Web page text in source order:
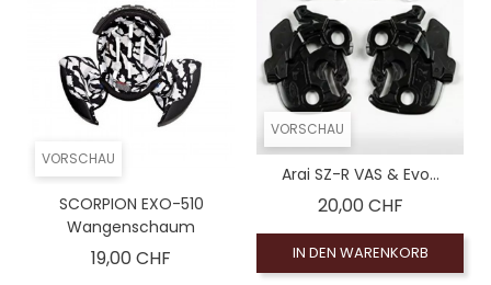
VORSCHAU
SCORPION EXO-510
Wangenschaum
19,00 CHF
VORSCHAU
Arai SZ-R VAS & Evo...
20,00 CHFPreis
IN DEN WARENKORB